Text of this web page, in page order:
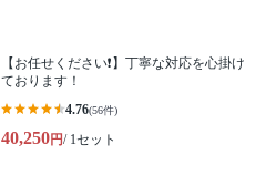
【お任せください❗️】丁寧な対応を心掛け
ております！
4.76(56件)
40,250円/ 1セット